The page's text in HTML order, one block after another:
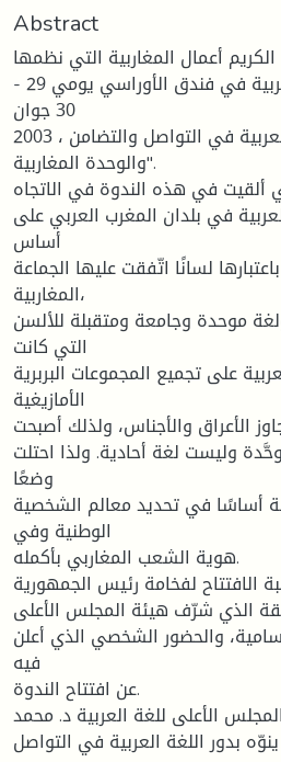
Abstract
أعمال المغاربية التي نظمها
المجلس الأعلى للغة العربية في فندق الأوراسي يومي 29 -
30 جوان
2003 ، وموضوعها: "دور اللغة العربية في التواصل والتضامن
والوحدة المغاربية".
ألقيت في هذه الندوة في الاتجاه
في بلدان المغرب العربي على
أساس
لسانًا اتّفقت عليها الجماعة
المغاربية،
موحدة وجامعة ومتقبلة للألسن
التي كانت
على تجميع المجموعات البربرية
الأمازيغية
الأعراق والأجناس، ولذلك أصبحت
وليست لغة أحادية. ولذا احتلت
وضعًا
أساسًا في تحديد معالم الشخصية
الوطنية وفي
هوية الشعب المغاربي بأكمله.
لفخامة رئيس الجمهورية
الذي شرّف هيئة المجلس الأعلى
والحضور الشخصي الذي أعلن
فيه
عن افتتاح الندوة.
الأعلى للغة العربية د. محمد
بدور اللغة العربية في التواصل